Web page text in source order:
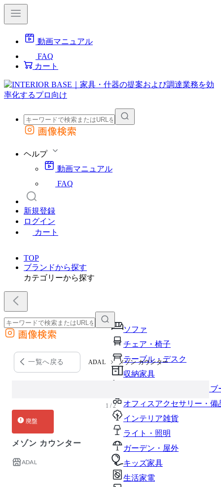
動画マニュアル
FAQ
カート
外部サイトの商品をカートに追加
画像検索
ヘルプ
動画マニュアル
FAQ
新規登録
ログイン
カート
TOP
ブランドから探す
カテゴリーから探す
ソファ
チェア・椅子
テーブル・デスク
収納家具
パーソナルブース・集中ブ
オフィスアクセサリー・備
インテリア雑貨
ライト・照明
ガーデン・屋外
キッズ家具
生活家電
外部サイトの商品をカートに追加
他のサイトで見つけた商品ページのURLを貼り付けて、カートに追加できます
画像検索
一覧へ戻る ADAL メゾン カウンター
1 / 2
廃盤
メゾン カウンター
ADAL